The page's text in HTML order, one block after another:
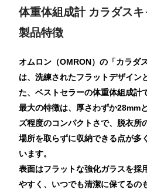
体重体組成計 カラダス
製品特徴
オムロン（OMRON）の「カラダ
は、洗練されたフラットデザイン
た、ベストセラーの体重体組成計
最大の特徴は、厚さわずか28mm
ズ程度のコンパクトさで、脱衣所
場所を取らずに収納できる点が多
います。
表面はフラットな強化ガラスを採
やすく、いつでも清潔に保てるの